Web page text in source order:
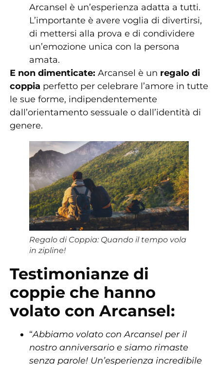
Arcansel è un’esperienza adatta a tutti.
L’importante è avere voglia di divertirsi,
di mettersi alla prova e di condividere
un’emozione unica con la persona
amata.
E non dimenticate: Arcansel è un regalo di
coppia perfetto per celebrare l’amore in tutte
le sue forme, indipendentemente
dall’orientamento sessuale o dall’identità di
genere.
Regalo di Coppia: Quando il tempo vola
in zipline!
Testimonianze di
coppie che hanno
volato con Arcansel:
“Abbiamo volato con Arcansel per il
nostro anniversario e siamo rimaste
senza parole! Un’esperienza incredibile